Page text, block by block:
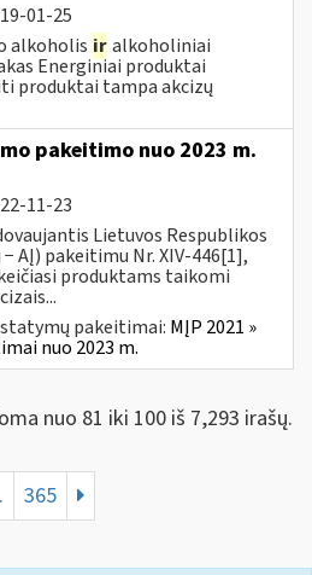
01-25
alkoholis iralkoholiniai
Energiniai produktai
produktai tampa akcizų
pakeitimo nuo 2023 m.
11-23
Lietuvos Respublikos
AĮ) pakeitimu Nr. XIV-446[1],
produktams taikomi
pakeitimai: MĮP 2021 »
nuo 2023 m.
nuo 81 iki 100 iš 7,293 irašų.
365